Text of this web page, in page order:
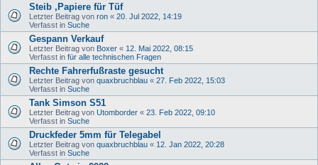
Steib ,Papiere für Tüf
Letzter Beitrag von ron « 20. Jul 2022, 14:19
Verfasst in Suche
Gespann Verkauf
Letzter Beitrag von Boxer « 12. Mai 2022, 08:15
Verfasst in für alle technischen Fragen
Rechte Fahrerfußraste gesucht
Letzter Beitrag von quaxbruchblau « 27. Feb 2022, 15:03
Verfasst in Suche
Tank Simson S51
Letzter Beitrag von Utomborder « 23. Feb 2022, 09:10
Verfasst in Suche
Druckfeder 5mm für Telegabel
Letzter Beitrag von quaxbruchblau « 12. Jan 2022, 20:28
Verfasst in Suche